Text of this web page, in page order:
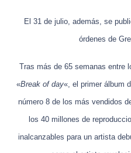
El 31 de julio, además, se
órdenes de
Tras más de 65 semanas entre
«Break of day«, el primer álbum
número 8 de los más vendidos
los 40 millones de
inalcanzables para un artista